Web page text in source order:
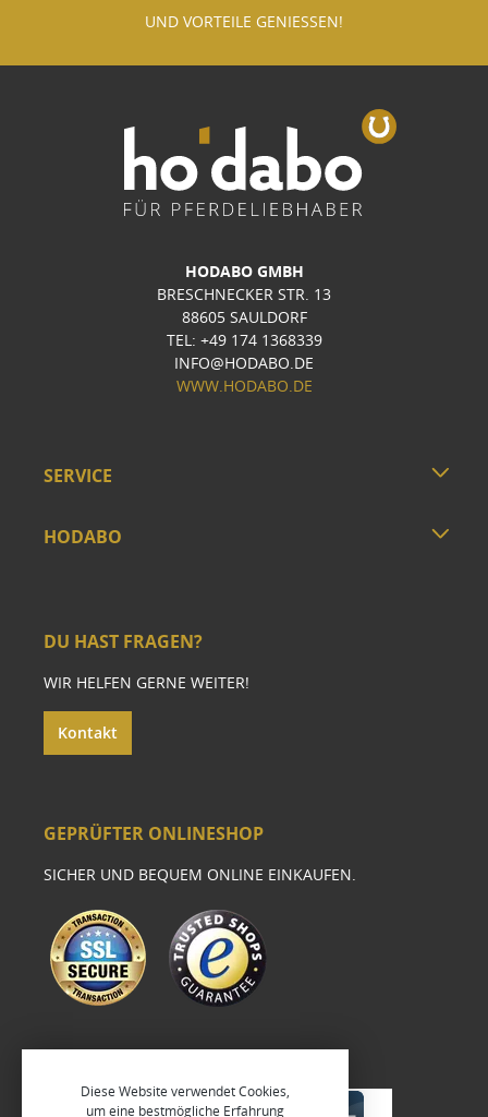
UND VORTEILE GENIESSEN!
HODABO GMBH
BRESCHNECKER STR. 13
88605 SAULDORF
TEL: +49 174 1368339
INFO@HODABO.DE
WWW.HODABO.DE
SERVICE
HODABO
DU HAST FRAGEN?
WIR HELFEN GERNE WEITER!
Kontakt
GEPRÜFTER ONLINESHOP
SICHER UND BEQUEM ONLINE EINKAUFEN.
Diese Website verwendet Cookies,
um eine bestmögliche Erfahrung